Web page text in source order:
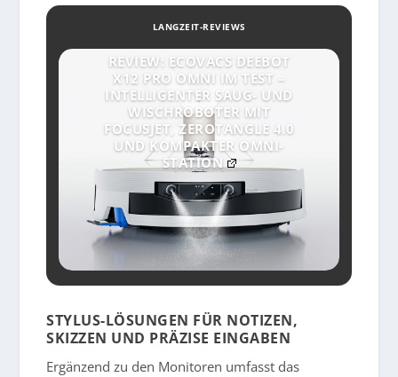
LANGZEIT-REVIEWS
REVIEW: ECOVACS DEEBOT
X12 PRO OMNI IM TEST –
INTELLIGENTER SAUG- UND
WISCHROBOTER MIT
FOCUSJET, ZEROTANGLE 4.0
UND KOMPAKTER OMNI-
STATION
STYLUS-LÖSUNGEN FÜR NOTIZEN,
SKIZZEN UND PRÄZISE EINGABEN
Ergänzend zu den Monitoren umfasst das